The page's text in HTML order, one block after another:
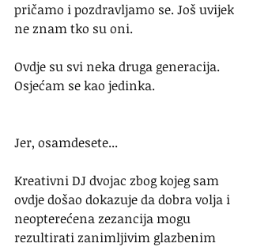
pričamo i pozdravljamo se. Još uvijek
ne znam tko su oni.
Ovdje su svi neka druga generacija.
Osjećam se kao jedinka.
Jer, osamdesete...
Kreativni DJ dvojac zbog kojeg sam
ovdje došao dokazuje da dobra volja i
neopterećena zezancija mogu
rezultirati zanimljivim glazbenim